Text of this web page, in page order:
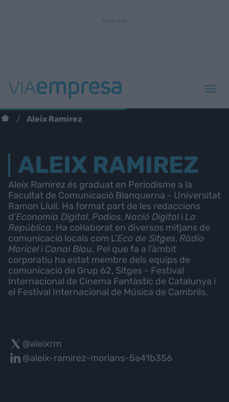
Aleix Ramirez
ALEIX RAMIREZ
Aleix Ramirez és graduat en Periodisme a la
Facultat de Comunicació Blanquerna - Universitat
Ramon Llull. Ha format part de les redaccions
d’Economía Digital, Podios, Nació Digital i La
República. Ha col·laborat en diversos mitjans de
comunicació locals com L’Eco de Sitges, Ràdio
Maricel i Canal Blau. Pel que fa a l’àmbit
corporatiu ha estat membre dels equips de
comunicació de Grup 62, Sitges - Festival
Internacional de Cinema Fantàstic de Catalunya i
el Festival Internacional de Música de Cambrils.
@aleixrm
@aleix-ramirez-morlans-5a41b356